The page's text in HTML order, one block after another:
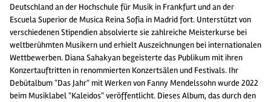
Deutschland an der Hochschule für Musik in Frankfurt und an der
Escuela Superior de Musica Reina Sofia in Madrid fort. Unterstützt von
verschiedenen Stipendien absolvierte sie zahlreiche Meisterkurse bei
weltberühmten Musikern und erhielt Auszeichnungen bei internationalen
Wettbewerben. Diana Sahakyan begeisterte das Publikum mit ihren
Konzertauftritten in renommierten Konzertsälen und Festivals. Ihr
Debütalbum "Das Jahr" mit Werken von Fanny Mendelssohn wurde 2022
beim Musiklabel "Kaleidos" veröffentlicht. Dieses Album, das durch den